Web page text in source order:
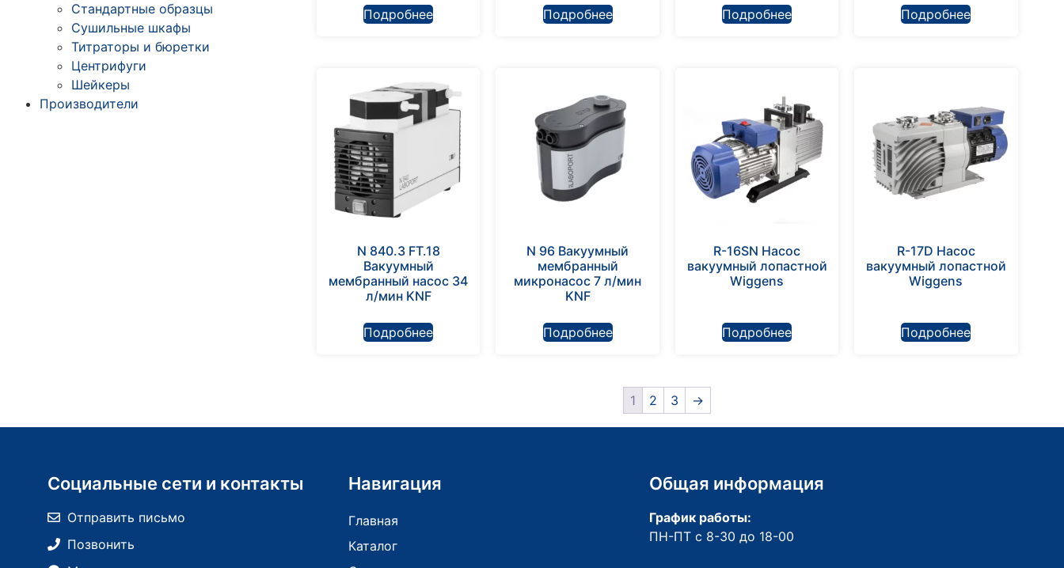
Стандартные образцы
Сушильные шкафы
Титраторы и бюретки
Центрифуги
Шейкеры
Производители
Подробнее Подробнее Подробнее Подробнее
N 840.3 FT.18
Вакуумный
мембранный насос 34
л/мин KNF
Подробнее
N 96 Вакуумный
мембранный
микронасос 7 л/мин
KNF
Подробнее
R-16SN Насос
вакуумный лопастной
Wiggens
Подробнее
R-17D Насос
вакуумный лопастной
Wiggens
Подробнее
1 2 3 →
Социальные сети и контакты
Отправить письмо
Позвонить
Навигация
Главная
Каталог
Общая информация
График работы:
ПН-ПТ с 8-30 до 18-00